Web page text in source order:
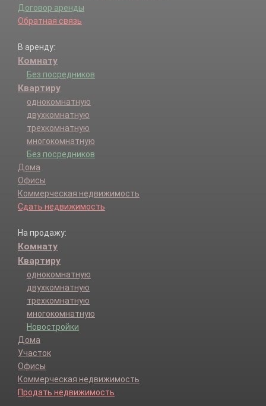
Договор аренды
Обратная связь
В аренду:
Комнату
Без посредников
Квартиру
однокомнатную
двухкомнатную
трехкомнатную
многокомнатную
Без посредников
Дома
Офисы
Коммерческая недвижимость
Сдать недвижимость
На продажу:
Комнату
Квартиру
однокомнатную
двухкомнатную
трехкомнатную
многокомнатную
Новостройки
Дома
Участок
Офисы
Коммерческая недвижимость
Продать недвижимость